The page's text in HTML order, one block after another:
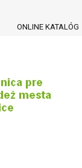
ONLINE KATALÓG